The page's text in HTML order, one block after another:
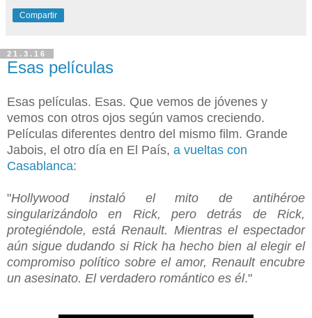
Compartir
21.3.16
Esas películas
Esas películas. Esas. Que vemos de jóvenes y
vemos con otros ojos según vamos creciendo.
Películas diferentes dentro del mismo film. Grande
Jabois, el otro día en El País, a vueltas con
Casablanca:
"Hollywood instaló el mito de antihéroe
singularizándolo en Rick, pero detrás de Rick,
protegiéndole, está Renault. Mientras el espectador
aún sigue dudando si Rick ha hecho bien al elegir el
compromiso político sobre el amor, Renault encubre
un asesinato. El verdadero romántico es él."